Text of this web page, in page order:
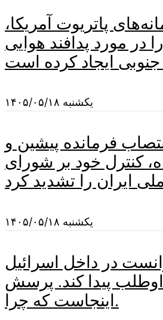
پاتریوت آمریکا،
در مورد پدافند هوایی
یکشنبه ۱۴۰۵/۰۵/۱۸
فرمانده پیشین و
کنترل خود بر شورای
یکشنبه ۱۴۰۵/۰۵/۱۸
در داخل اسرائیل
پیدا کند. پرسش
اینجاست که چرا.